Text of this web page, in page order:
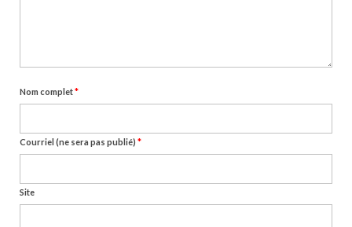
Nom complet*
Courriel (ne sera pas publié) *
Site